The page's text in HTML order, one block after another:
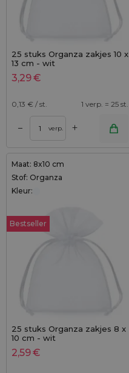
25 stuks Organza zakjes 10 x
13 cm - wit
3,29€
0,13 € / st. 1 verp. = 25 st.
– verp. +
Maat: 8x10 cm
Stof: Organza
Kleur:
Bestseller
25 stuks Organza zakjes 8 x
10 cm - wit
2,59€